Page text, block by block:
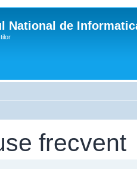
National de
frecvent